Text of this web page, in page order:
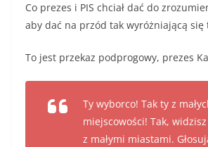
Co prezes i PIS chciał dać do
aby dać na przód tak wyróżniającą się
To jest przekaz podprogowy, prezes
Ty wyborco! Tak ty z
miejscowości! Tak,
z małymi miastami.